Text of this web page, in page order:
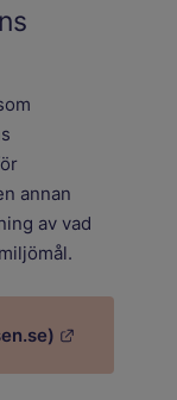
annan
av vad